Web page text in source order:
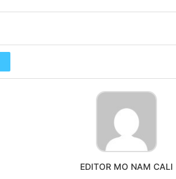
EDITOR MO NAM CALI